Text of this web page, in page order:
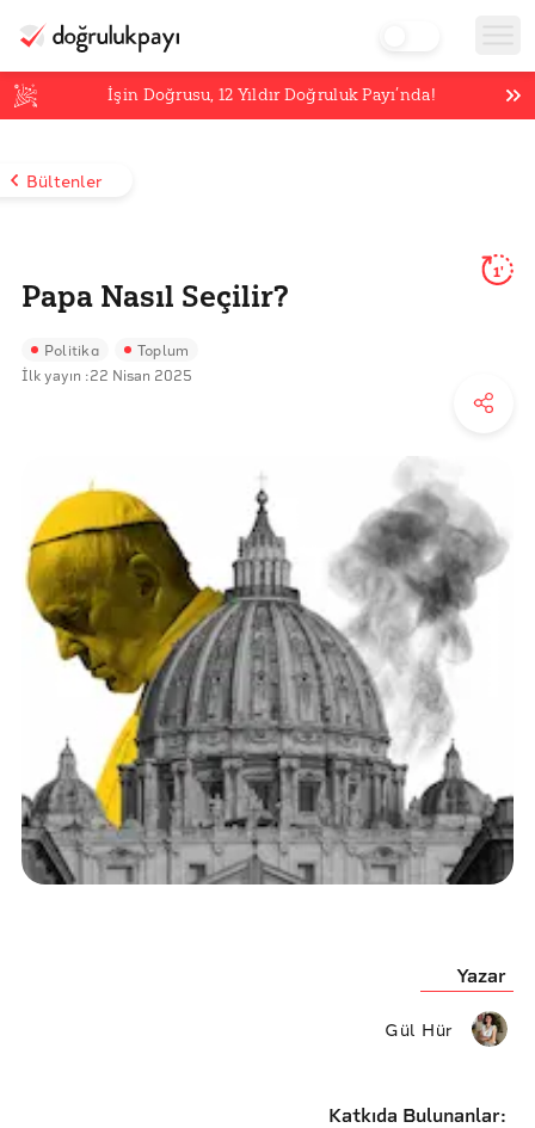
İşin Doğrusu,12 Yıldır Doğruluk Payı’nda!
Bültenler
Papa Nasıl Seçilir?
1'
Politika Toplum
İlk yayın :22 Nisan 2025
Yazar
Gül Hür
Katkıda Bulunanlar: